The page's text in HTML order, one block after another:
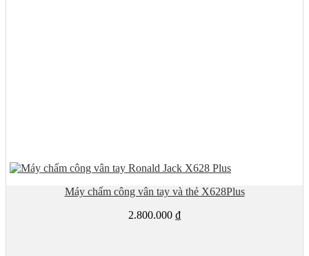
Máy chấm công vân tay và thẻ X628Plus
2.800.000 ₫